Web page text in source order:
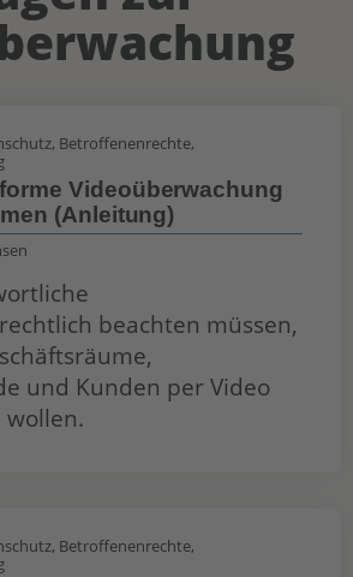
, Betroffenenrechte,
Videoüberwachung
(Anleitung)
beachten müssen,
und Kunden per Video
, Betroffenenrechte,